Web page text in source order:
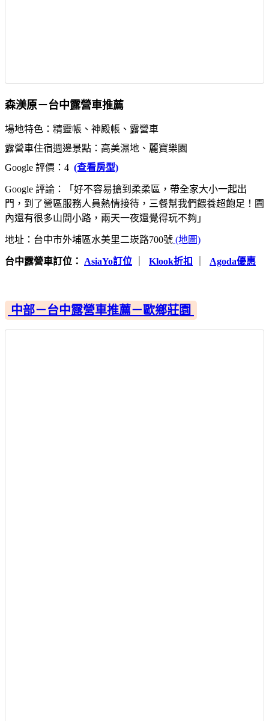
森渼原－台中露營車推薦
場地特色：精靈帳、神殿帳、露營車
露營車住宿週邊景點：高美濕地、麗寶樂園
Google 評價：4 (查看房型)
Google 評論：「好不容易搶到柔柔區，帶全家大小一起出
門，到了營區服務人員熱情接待，三餐幫我們餵養超飽足！園
內還有很多山間小路，兩天一夜還覺得玩不夠」
地址：台中市外埔區水美里二崁路700號 (地圖)
台中露營車訂位： AsiaYo訂位 Klook折扣 Agoda優惠
中部－台中露營車推薦－歐鄉莊園